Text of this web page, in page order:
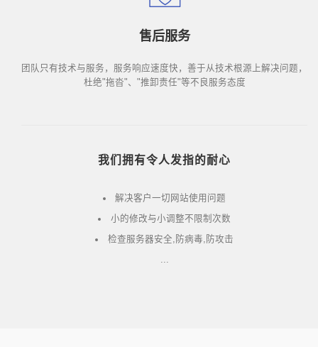
售后服务
团队只有技术与服务，服务响应速度快，善于从技术根源上解决问题，
杜绝"拖沓"、"推卸责任"等不良服务态度
我们拥有令人发指的耐心
解决客户一切网站使用问题
小的修改与小调整不限制次数
检查服务器安全,防病毒,防攻击
...